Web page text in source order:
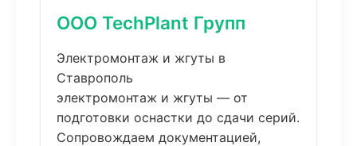
ООО TechPlant Групп
Электромонтаж и жгуты в
Ставрополь
электромонтаж и жгуты — от
подготовки оснастки до сдачи серий.
Сопровождаем документацией,